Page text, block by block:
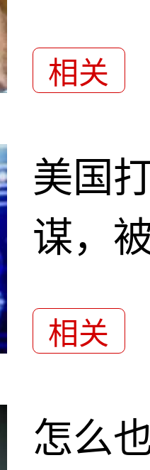
相关
美国
谋，
相关
怎么